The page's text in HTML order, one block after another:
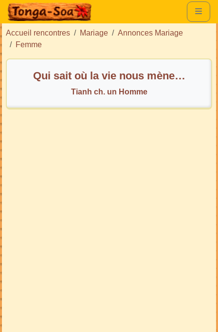
Accueil rencontres Mariage
Annonces Mariage
Femme
Qui sait où la vie nous mène…
Tianh ch. un Homme